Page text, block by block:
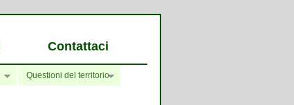
Contattaci
Questioni del territorio